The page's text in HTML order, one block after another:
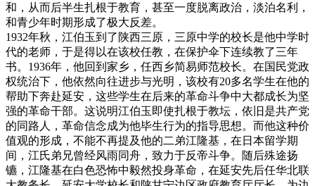
和，从而后半生扎根于教育，甚至一度脱离政治，淡泊名利，
和青少年时期形成了极大反差。
1932年秋，江伯玉到了陕西三原，三原中学的校长是他中学时
代的老师，于是得以在该校任教，在保护伞下连续教了三年
书。1936年，他回到家乡，任西乡简易师范校长。在国民党政
权统治下，他依然向往进步与光明，该校有20多名学生在他的
帮助下奔赴延安，这些学生在后来的革命斗争中大都成长为坚
强的革命干部。这说明江伯玉即使扎根于教坛，依旧是共产党
的同路人，革命信念成为他毕生行为的指导思想。而他这种价
值观的形成，不能不再提及他的二弟江隆基，在日本留学期
间，江氏弟兄曾经风雨同舟，致力于反帝斗争。随后殊途扬
镳，江隆基在白色恐怖中毅然投身革命，在延安先后任华北联